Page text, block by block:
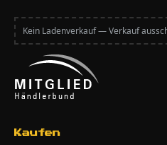
Kein Ladenverkauf — Verkauf
Kaufen